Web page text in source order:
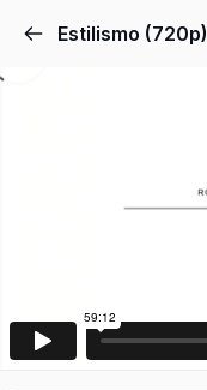
Estilismo (720p)